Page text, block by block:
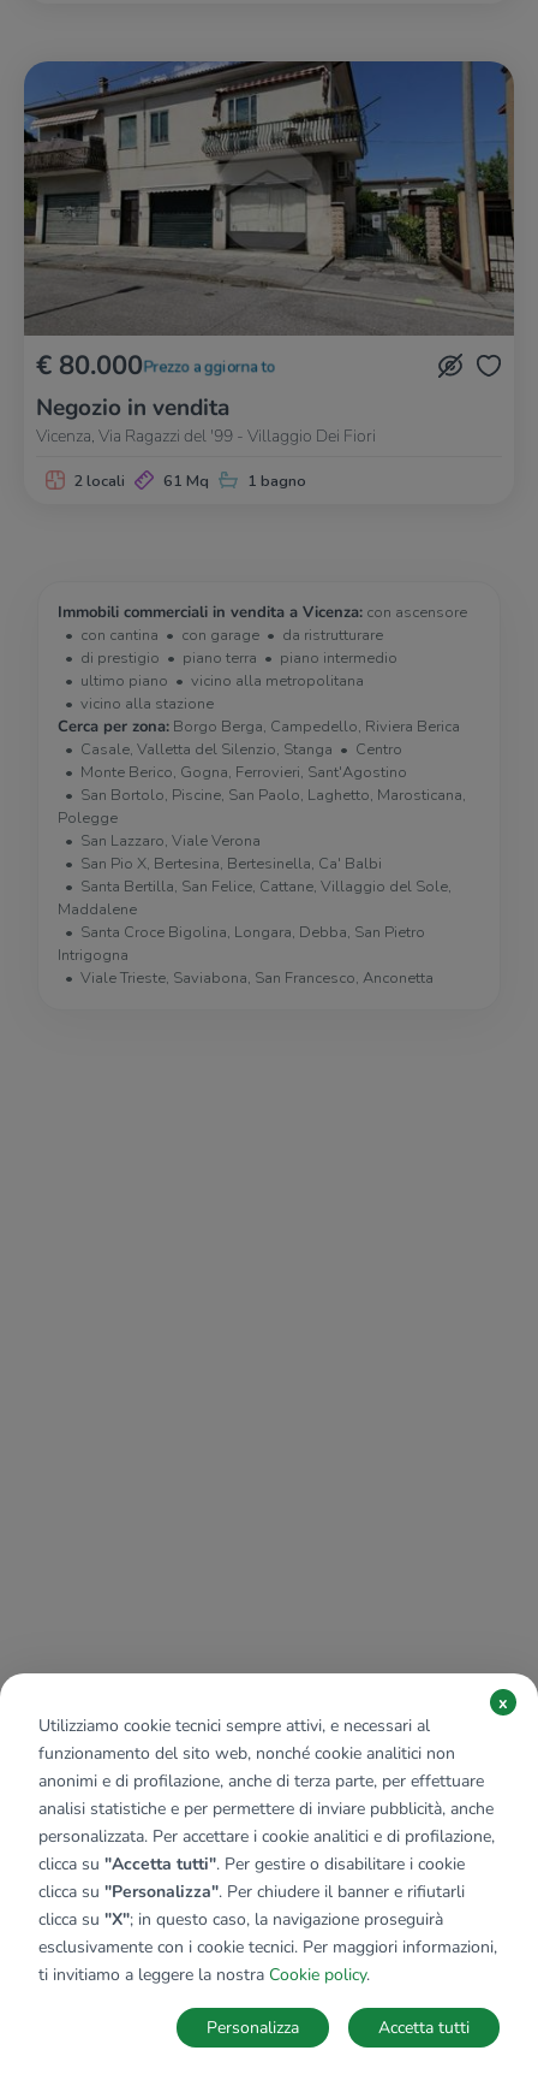
€ 80.000Prezzo aggiornato
Negozio in vendita
Vicenza, Via Ragazzi del '99 - Villaggio Dei Fiori
2 locali 61 Mq 1 bagno
Immobili commerciali in vendita a Vicenza: con ascensore
con cantina
con garage
da ristrutturare
di prestigio
piano terra
piano intermedio
ultimo piano
vicino alla metropolitana
vicino alla stazione
Cerca per zona: Borgo Berga, Campedello, Riviera Berica
Casale, Valletta del Silenzio, Stanga
Centro
Monte Berico, Gogna, Ferrovieri, Sant'Agostino
San Bortolo, Piscine, San Paolo, Laghetto, Marosticana,
Polegge
San Lazzaro, Viale Verona
San Pio X, Bertesina, Bertesinella, Ca' Balbi
Santa Bertilla, San Felice, Cattane, Villaggio del Sole,
Maddalene
Santa Croce Bigolina, Longara, Debba, San Pietro
Intrigogna
Viale Trieste, Saviabona, San Francesco, Anconetta
SALVA RICERCA
Utilizziamo cookie tecnici sempre attivi, e necessari al
funzionamento del sito web, nonché cookie analitici non
anonimi e di profilazione, anche di terza parte, per effettuare
analisi statistiche e per permettere di inviare pubblicità, anche
personalizzata. Per accettare i cookie analitici e di profilazione,
clicca su "Accetta tutti". Per gestire o disabilitare i cookie
clicca su "Personalizza". Per chiudere il banner e rifiutarli
clicca su "X"; in questo caso, la navigazione proseguirà
esclusivamente con i cookie tecnici. Per maggiori informazioni,
ti invitiamo a leggere la nostra Cookie policy.
x
Accetta tutti
Personalizza